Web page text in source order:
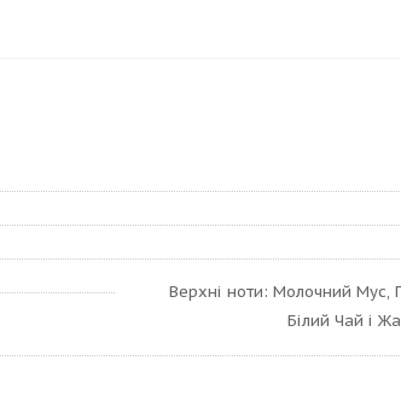
Верхні ноти: Молочний Мус,
Білий Чай і